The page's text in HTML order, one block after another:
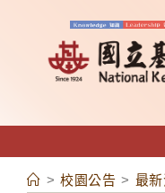
容
> 校園公告 > 最